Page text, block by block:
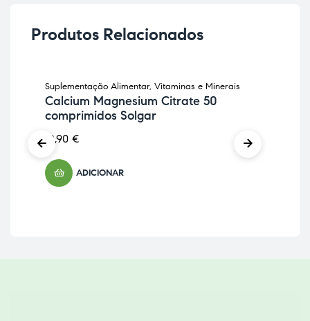
Produtos Relacionados
Suplementação Alimentar, Vitaminas e Minerais
Calcium Magnesium Citrate 50
comprimidos Solgar
12,90 €
ADICIONAR